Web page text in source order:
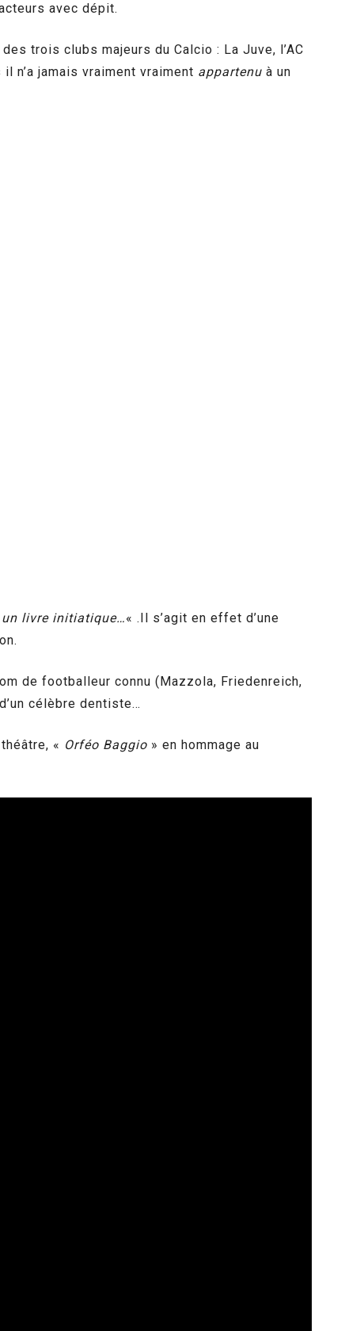
avec dépit.
trois clubs majeurs du Calcio : La Juve, l’AC
n’a jamais vraiment vraiment appartenu à un
un livre initiatique…« .Il s’agit en effet d’une
de footballeur connu (Mazzola, Friedenreich,
célèbre dentiste…
« Orféo Baggio » en hommage au